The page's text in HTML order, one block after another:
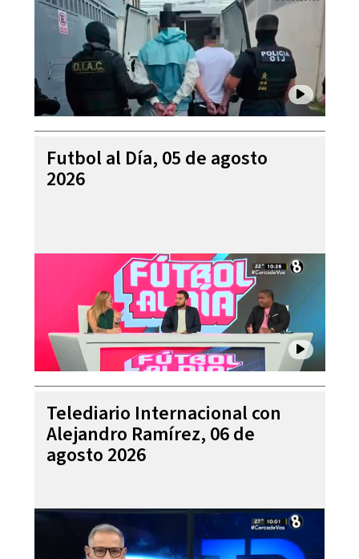
Futbol al Día, 05 de agosto
2026
Telediario Internacional con
Alejandro Ramírez, 06 de
agosto 2026